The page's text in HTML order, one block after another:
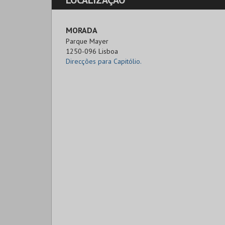
MORADA
Parque Mayer
1250-096 Lisboa
Direcções para Capitólio.